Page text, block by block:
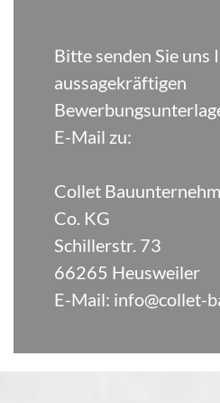
Bitte senden Sie uns
aussagekräftigen
E-Mail zu:
Collet
Co. KG
Schillerstr. 73
66265 Heusweiler
E-Mail: info@collet-